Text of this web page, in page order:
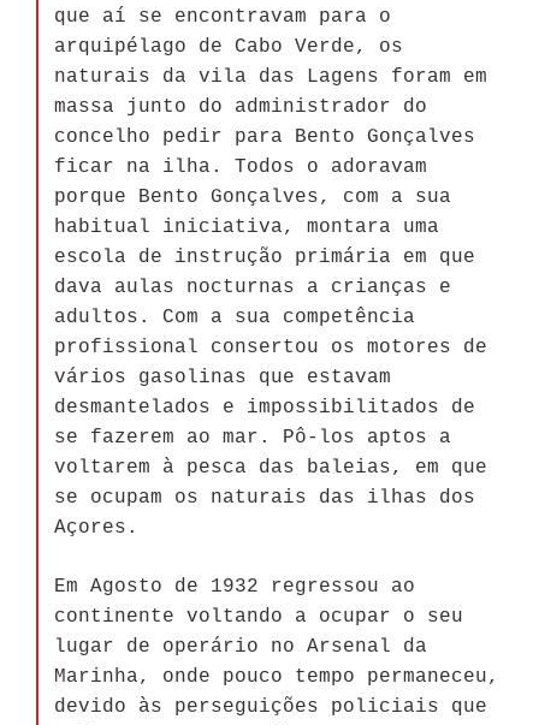
que aí se encontravam para o
arquipélago de Cabo Verde, os
naturais da vila das Lagens foram em
massa junto do administrador do
concelho pedir para Bento Gonçalves
ficar na ilha. Todos o adoravam
porque Bento Gonçalves, com a sua
habitual iniciativa, montara uma
escola de instrução primária em que
dava aulas nocturnas a crianças e
adultos. Com a sua competência
profissional consertou os motores de
vários gasolinas que estavam
desmantelados e impossibilitados de
se fazerem ao mar. Pô-los aptos a
voltarem à pesca das baleias, em que
se ocupam os naturais das ilhas dos
Açores.
Em Agosto de 1932 regressou ao
continente voltando a ocupar o seu
lugar de operário no Arsenal da
Marinha, onde pouco tempo permaneceu,
devido às perseguições policiais que